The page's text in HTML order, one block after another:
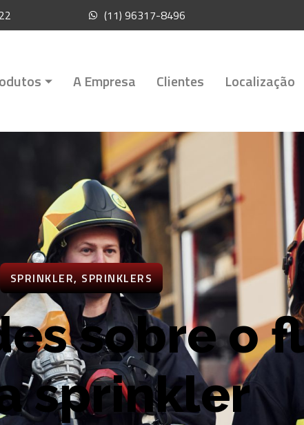
(11) 96317-8496
A Empresa Clientes Localização
SPRINKLER,SPRINKLERS
sobre o
sprinkler